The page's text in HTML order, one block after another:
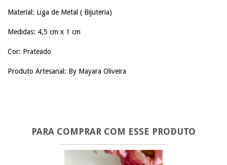
Material: Liga de Metal ( Bijuteria)
Medidas: 4,5 cm x 1 cm
Cor: Prateado
Produto Artesanal: By Mayara Oliveira
PARA COMPRAR COM ESSE PRODUTO